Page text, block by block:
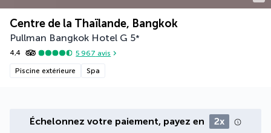
Centre de la Thaïlande, Bangkok
Pullman Bangkok Hotel G 5*
4,4 5 967 avis
Piscine extérieure Spa
Échelonnez votre paiement, payez en 2x